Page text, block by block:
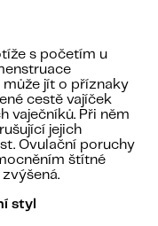
s početím u
může jít o příznaky
cestě vajíček
vaječníků. Při něm
jejich
Ovulační poruchy
štítné
styl